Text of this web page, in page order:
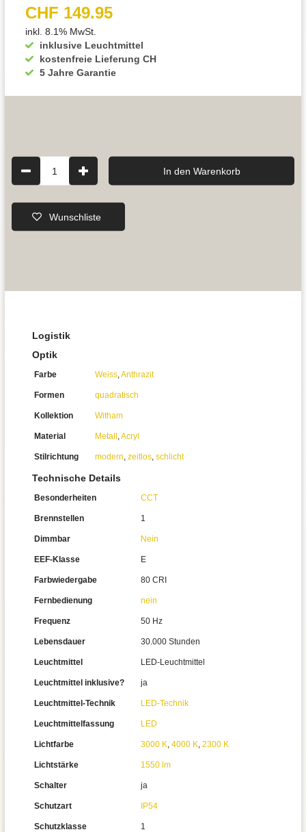
inklusive Leuchtmittel
kostenfreie Lieferung CH
5 Jahre Garantie
CHF 149.95
inkl. 8.1% MwSt.
1 In den Warenkorb
Wunschliste
Logistik
Optik
Farbe Weiss,Anthrazit
Formen quadratisch
Kollektion Witham
Material Metall ,Acryl
Stilrichtung modern, zeitlos, schlicht
Technische Details
Besonderheiten CCT
Brennstellen 1
Dimmbar Nein
EEF-Klasse E
Farbwiedergabe 80 CRI
Fernbedienung nein
Frequenz 50 Hz
Lebensdauer 30.000 Stunden
Leuchtmittel LED-Leuchtmittel
Leuchtmittel inklusive? ja
Leuchtmittel-Technik LED-Technik
Leuchtmittelfassung LED
Lichtfarbe 3000 K, 4000 K, 2300 K
Lichtstärke 1550 lm
Schalter ja
Schutzart IP54
Schutzklasse 1